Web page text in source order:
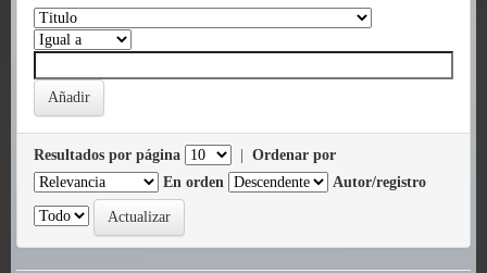
Resultados por página
Ordenar por
En orden
Autor/registro